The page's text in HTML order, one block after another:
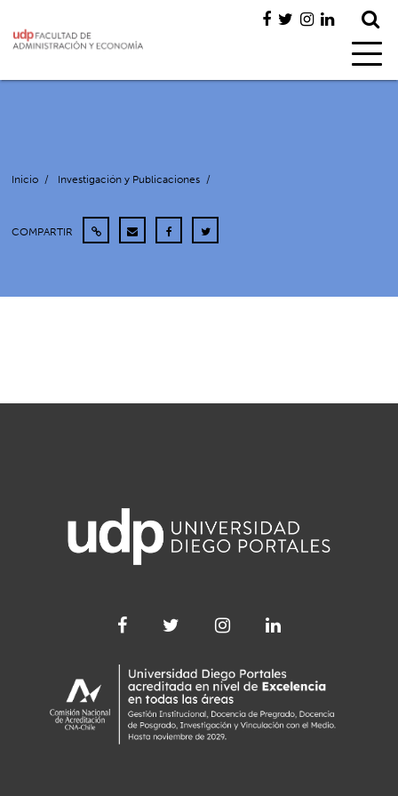
Inicio / Investigación y Publicaciones /
COMPARTIR